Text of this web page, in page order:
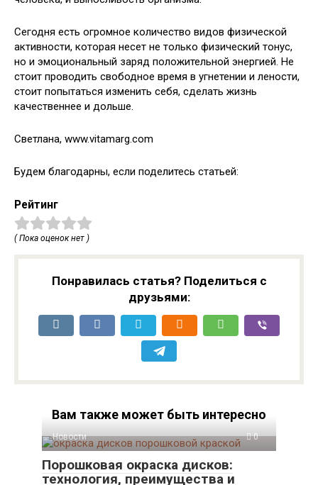
Сегодня есть огромное количество видов физической
активности, которая несет не только физический тонус,
но и эмоциональный заряд положительной энергией. Не
стоит проводить свободное время в угнетении и лености,
стоит попытаться изменить себя, сделать жизнь
качественнее и дольше.
Светлана, www.vitamarg.com
Будем благодарны, если поделитесь статьей:
Рейтинг
( Пока оценок нет )
Понравилась статья? Поделиться с
друзьями:
Вам также может быть интересно
Новости 0
Порошковая окраска дисков:
технология, преимущества и